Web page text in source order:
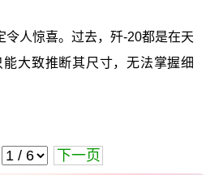
令人惊喜。过去，歼-20都是在天
能大致推断其尺寸，无法掌握细
下一页